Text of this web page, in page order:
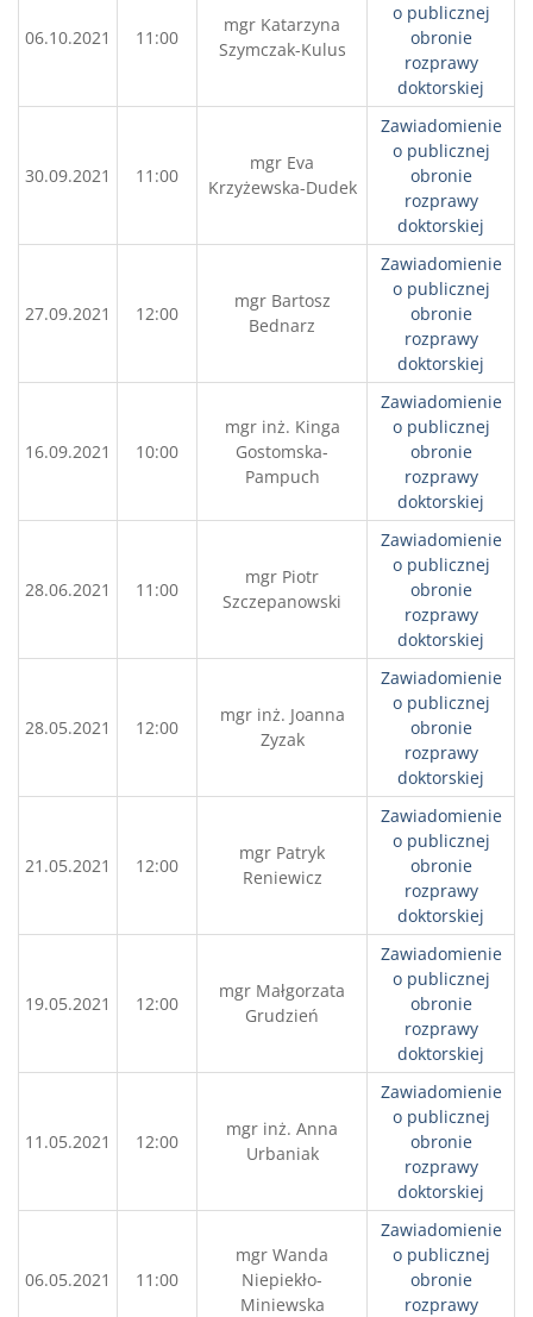
06.10.2021 11:00
mgr Katarzyna
Szymczak-Kulus
o publicznej
obronie
rozprawy
doktorskiej
30.09.2021 11:00
mgr Eva
Krzyżewska-Dudek
Zawiadomienie
o publicznej
obronie
rozprawy
doktorskiej
27.09.2021 12:00
mgr Bartosz
Bednarz
Zawiadomienie
o publicznej
obronie
rozprawy
doktorskiej
16.09.2021 10:00
mgr inż. Kinga
Gostomska-
Pampuch
Zawiadomienie
o publicznej
obronie
rozprawy
doktorskiej
28.06.2021 11:00
mgr Piotr
Szczepanowski
Zawiadomienie
o publicznej
obronie
rozprawy
doktorskiej
28.05.2021 12:00
mgr inż. Joanna
Zyzak
Zawiadomienie
o publicznej
obronie
rozprawy
doktorskiej
21.05.2021 12:00
mgr Patryk
Reniewicz
Zawiadomienie
o publicznej
obronie
rozprawy
doktorskiej
19.05.2021 12:00
mgr Małgorzata
Grudzień
Zawiadomienie
o publicznej
obronie
rozprawy
doktorskiej
11.05.2021 12:00
mgr inż. Anna
Urbaniak
Zawiadomienie
o publicznej
obronie
rozprawy
doktorskiej
06.05.2021 11:00
mgr Wanda
Niepiekło-
Miniewska
Zawiadomienie
o publicznej
obronie
rozprawy